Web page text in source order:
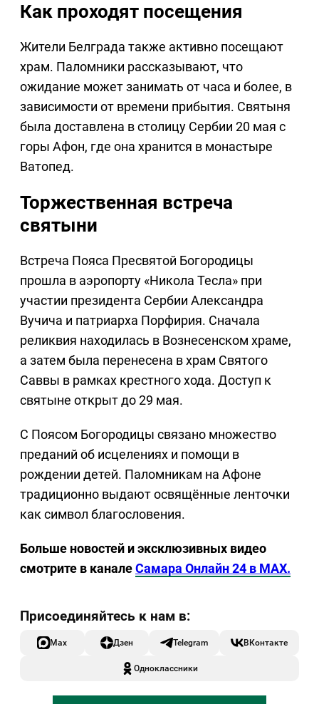
Как проходят посещения
Жители Белграда также активно посещают
храм. Паломники рассказывают, что
ожидание может занимать от часа и более, в
зависимости от времени прибытия. Святыня
была доставлена в столицу Сербии 20 мая с
горы Афон, где она хранится в монастыре
Ватопед.
Торжественная встреча
святыни
Встреча Пояса Пресвятой Богородицы
прошла в аэропорту «Никола Тесла» при
участии президента Сербии Александра
Вучича и патриарха Порфирия. Сначала
реликвия находилась в Вознесенском храме,
а затем была перенесена в храм Святого
Саввы в рамках крестного хода. Доступ к
святыне открыт до 29 мая.
С Поясом Богородицы связано множество
преданий об исцелениях и помощи в
рождении детей. Паломникам на Афоне
традиционно выдают освящённые ленточки
как символ благословения.
Больше новостей и эксклюзивных видео
смотрите в каналеСамара Онлайн 24 в MAX.
Max Дзен Telegram ВКонтакте
Одноклассники